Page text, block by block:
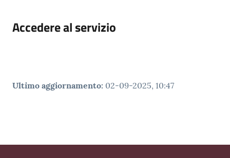
Accedere al servizio
Ultimo aggiornamento: 02-09-2025, 10:47